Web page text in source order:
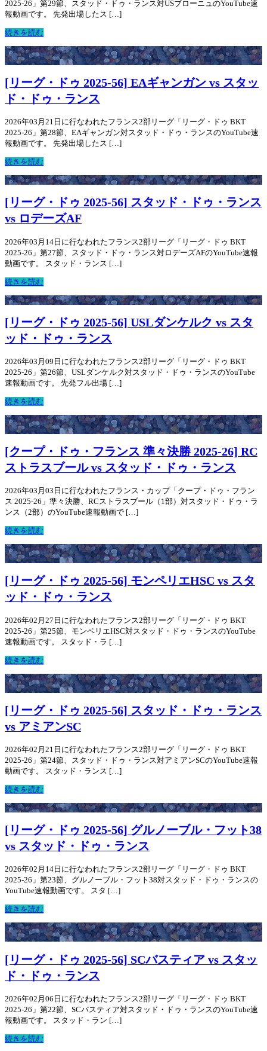
2025-26」第29節、スタッド・ドゥ・ランス対USブローニュのYouTube速
報動画です。 先発出場したス […]
続きを読む
[リーグ・ドゥ 2025-56] EAギャンガン vs スタッ
ド・ドゥ・ランス
2026年03月21日に行なわれたフランス2部リーグ「リーグ・ドゥ BKT
2025-26」第28節、EAギャンガン対スタッド・ドゥ・ランスのYouTube速
報動画です。 先発出場したス […]
続きを読む
[リーグ・ドゥ 2025-56] スタッド・ドゥ・ランス
vs ロデーズAF
2026年03月14日に行なわれたフランス2部リーグ「リーグ・ドゥ BKT
2025-26」第27節、スタッド・ドゥ・ランス対ロデーズAFのYouTube速報
動画です。 スタッド・ランス […]
続きを読む
[リーグ・ドゥ 2025-56] USLダンケルク vs スタ
ッド・ドゥ・ランス
2026年03月09日に行なわれたフランス2部リーグ「リーグ・ドゥ BKT
2025-26」第26節、USLダンケルク対スタッド・ドゥ・ランスのYouTube
速報動画です。 先発フル出場 […]
続きを読む
[クープ・ドゥ・フランス 準々決勝 2025-26] RC
ストラスブール vs スタッド・ドゥ・ランス
2026年03月03日に行なわれたフランス・カップ「クープ・ドゥ・フラン
ス 2025-26」準々決勝、RCストラスブール（1部）対スタッド・ドゥ・ラ
ンス（2部）のYouTube速報動画で […]
続きを読む
[リーグ・ドゥ 2025-56] モンペリエHSC vs スタ
ッド・ドゥ・ランス
2026年02月27日に行なわれたフランス2部リーグ「リーグ・ドゥ BKT
2025-26」第25節、モンペリエHSC対スタッド・ドゥ・ランスのYouTube
速報動画です。 スタッド・ラ […]
続きを読む
[リーグ・ドゥ 2025-56] スタッド・ドゥ・ランス
vs アミアンSC
2026年02月21日に行なわれたフランス2部リーグ「リーグ・ドゥ BKT
2025-26」第24節、スタッド・ドゥ・ランス対アミアンSCのYouTube速報
動画です。 スタッド・ランス […]
続きを読む
[リーグ・ドゥ 2025-56] グルノーブル・フット38
vs スタッド・ドゥ・ランス
2026年02月14日に行なわれたフランス2部リーグ「リーグ・ドゥ BKT
2025-26」第23節、グルノーブル・フット38対スタッド・ドゥ・ランスの
YouTube速報動画です。 スタ […]
続きを読む
[リーグ・ドゥ 2025-56] SCバスティア vs スタッ
ド・ドゥ・ランス
2026年02月06日に行なわれたフランス2部リーグ「リーグ・ドゥ BKT
2025-26」第22節、SCバスティア対スタッド・ドゥ・ランスのYouTube速
報動画です。 スタッド・ラン […]
続きを読む